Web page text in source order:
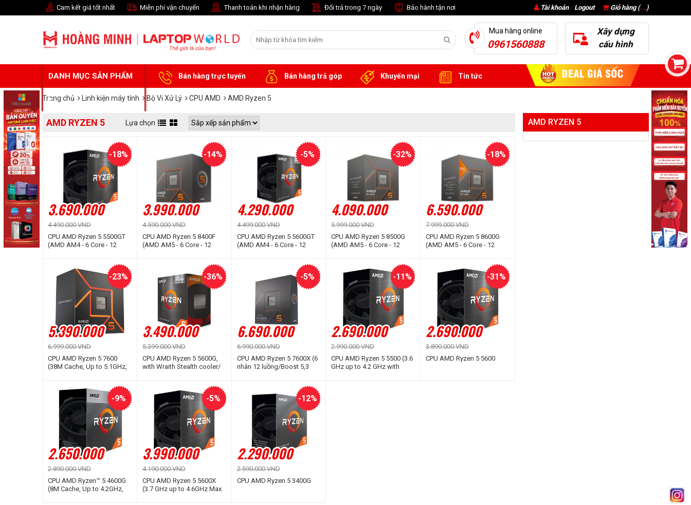
Cam kết giá tốt nhất Miễn phí vận chuyển Thanh toán khi nhận hàng Đổi trả trong 7 ngày Bảo hành tận nơi Giỏ hàng (...)
Tài khoản/ Logout
Mua hàng online
0961560888
Xây dựng
cấu hình
DANH MỤC SẢN PHẨM Bán hàng trực tuyến Bán hàng trả góp Khuyến mại Tin tức
Trang chủ Linh kiện máy tính Bộ Vi Xử Lý CPU AMD AMD Ryzen 5
AMD RYZEN 5 Lựa chọn
3.690.000
4.490.000 VND
-18%
CPU AMD Ryzen 5 5500GT
(AMD AM4 - 6 Core - 12
3.990.000
4.590.000 VND
-14%
CPU AMD Ryzen 5 8400F
(AMD AM5 - 6 Core - 12
4.290.000
4.499.000 VND
-5%
CPU AMD Ryzen 5 5600GT
(AMD AM4 - 6 Core - 12
4.090.000
5.999.000 VND
-32%
CPU AMD Ryzen 5 8500G
(AMD AM5 - 6 Core - 12
6.590.000
7.999.000 VND
-18%
CPU AMD Ryzen 5 8600G
(AMD AM5 - 6 Core - 12
5.390.000
6.999.000 VND
-23%
CPU AMD Ryzen 5 7600
(38M Cache, Up to 5.1GHz,
3.490.000
5.399.000 VND
-36%
CPU AMD Ryzen 5 5600G,
with Wraith Stealth cooler/
threads / Radeon Graphics
/ 65W / Socket AM4
6.690.000
6.990.000 VND
-5%
CPU AMD Ryzen 5 7600X (6
nhân 12 luồng/Boost 5,3
2.690.000
2.990.000 VND
-11%
CPU AMD Ryzen 5 5500 (3.6
GHz up to 4.2 GHz with
2.690.000
3.890.000 VND
-31%
CPU AMD Ryzen 5 5600
2.650.000
2.890.000 VND
-9%
CPU AMD Ryzen™ 5 4600G
(8M Cache, Up to 4.2GHz,
3.990.000
4.190.000 VND
-5%
CPU AMD Ryzen 5 5600X
(3.7 GHz up to 4.6GHz Max
2.290.000
2.590.000 VND
-12%
CPU AMD Ryzen 5 3400G
AMD RYZEN 5